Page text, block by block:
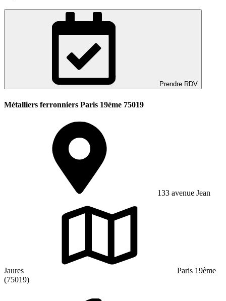
Prendre RDV
Métalliers ferronniers Paris 19ème 75019
133 avenue Jean
Jaures
Paris 19ème
(75019)